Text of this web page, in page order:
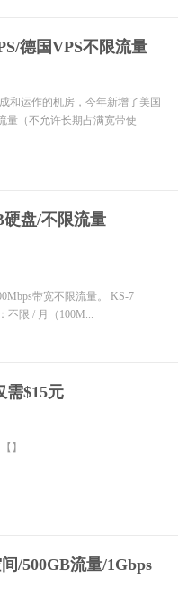
德国VPS不限流量
和运作的机房，今年新增了美国
量（不允许长期占满宽带使
硬盘/不限流量
带宽不限流量。 KS-7
不限 / 月（100M...
需$15元
】
/500GB流量/1Gbps